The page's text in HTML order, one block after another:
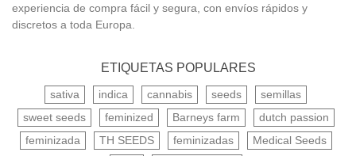
experiencia de compra fácil y segura, con envíos rápidos y
discretos a toda Europa.
ETIQUETAS POPULARES
sativa indica cannabis seeds
semillas
sweet seeds
feminized Barneys farm
dutch passion
feminizada
TH SEEDS feminizadas
Medical Seeds